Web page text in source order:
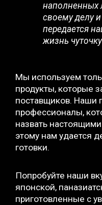
наполненных
своему делу
передается
жизнь
Мы используем
продукты, которые
поставщиков. Наши
профессионалы,
назвать
этому нам удается
готовки.
Попробуйте наши
японской,
приготовленные с